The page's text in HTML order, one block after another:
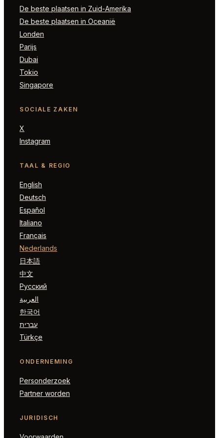
De beste plaatsen in Zuid-Amerika
De beste plaatsen in Oceanië
Londen
Parijs
Dubai
Tokio
Singapore
SOCIALE ZAKEN
X
Instagram
TAAL & REGIO
English
Deutsch
Español
Italiano
Français
Nederlands
日本語
中文
Русский
العربية
한국어
עברית
Türkçe
ONDERNEMING
Personderzoek
Partner worden
JURIDISCH